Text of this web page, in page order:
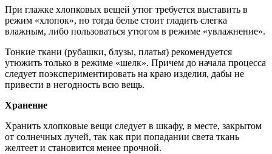
При глажке хлопковых вещей утюг требуется выставить в
режим «хлопок», но тогда белье стоит гладить слегка
влажным, либо пользоваться утюгом в режиме «увлажнение».
Тонкие ткани (рубашки, блузы, платья) рекомендуется
утюжить только в режиме «шелк». Причем до начала процесса
следует поэкспериментировать на краю изделия, дабы не
привести в негодность всю вещь.
Хранение
Хранить хлопковые вещи следует в шкафу, в месте, закрытом
от солнечных лучей, так как при попадании света ткань
желтеет и становится менее прочной.